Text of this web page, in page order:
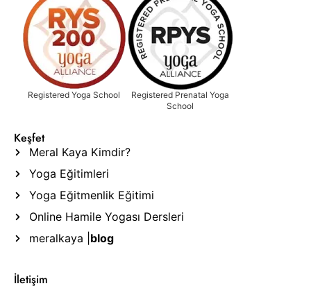
Registered Yoga School
Registered Prenatal Yoga
School
Keşfet
Meral Kaya Kimdir?
Yoga Eğitimleri
Yoga Eğitmenlik Eğitimi
Online Hamile Yogası Dersleri
meralkaya | blog
İletişim